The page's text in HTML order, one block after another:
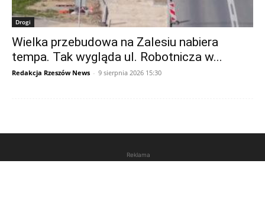
Drogi
Wielka przebudowa na Zalesiu nabiera
tempa. Tak wygląda ul. Robotnicza w...
Redakcja Rzeszów News - 9 sierpnia 2026 15:30
Reklama